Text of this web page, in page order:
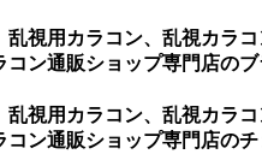
乱視用カラコン、乱視カ
ン通販ショップ専門店の
乱視用カラコン、乱視カ
ン通販ショップ専門店の